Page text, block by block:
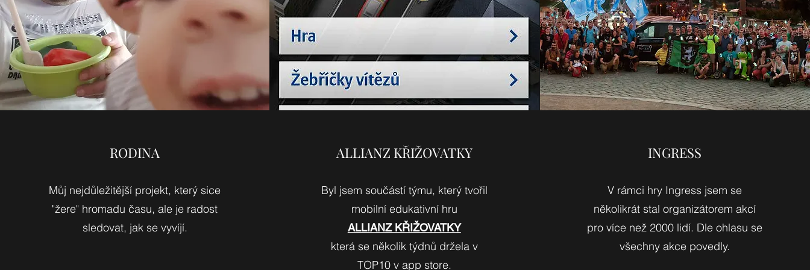
RODINA
Můj nejdůležitější projekt, který sice
"žere" hromadu času, ale je radost
sledovat, jak se vyvíjí.
ALLIANZ KŘIŽOVATKY
Byl jsem součástí týmu, který tvořil
mobilní edukativní hru
ALLIANZ KŘIŽOVATKY
která se několik týdnů držela v
TOP10 v app store.
INGRESS
V rámci hry Ingress jsem se
několikrát stal organizátorem akcí
pro více než 2000 lidí. Dle ohlasu se
všechny akce povedly.